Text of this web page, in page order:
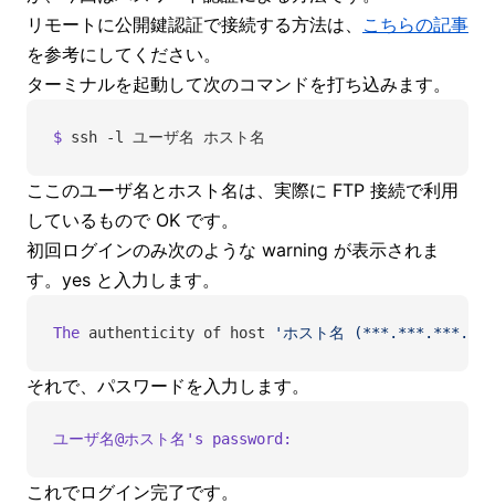
リモートに公開鍵認証で接続する方法は、 こちらの記事
を参考にしてください。
ターミナルを起動して次のコマンドを打ち込みます。
$ ssh -l ユーザ名 ホスト名
ここのユーザ名とホスト名は、実際に FTP 接続で利用
しているもので OK です。
初回ログインのみ次のような warning が表示されま
す。yes と入力します。
The authenticity of host 'ホスト名
それで、パスワードを入力します。
ユーザ名@ホスト名 's password:
これでログイン完了です。